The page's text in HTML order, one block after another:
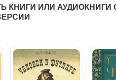
КНИГИ ИЛИ АУДИОКНИГИ